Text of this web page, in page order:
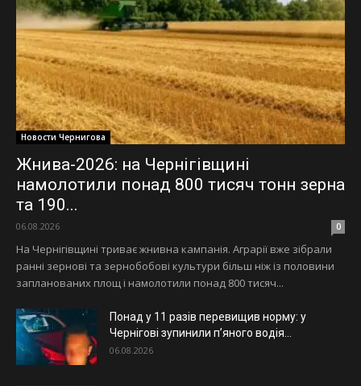
Новости Чернигова
Жнива-2026: на Чернігівщині
намолотили понад 800 тисяч тонн зерна
та 190...
06.08.2026 0
На Чернігівщині триває жнивна кампанія. Аграрії вже зібрали
ранні зернові та зернобобові культури більш ніж із половини
запланованих площ і намолотили понад 800 тисяч...
Понад у 11 разів перевищив норму: у
Чернігові зупинили пʼяного водія...
06.08.2026